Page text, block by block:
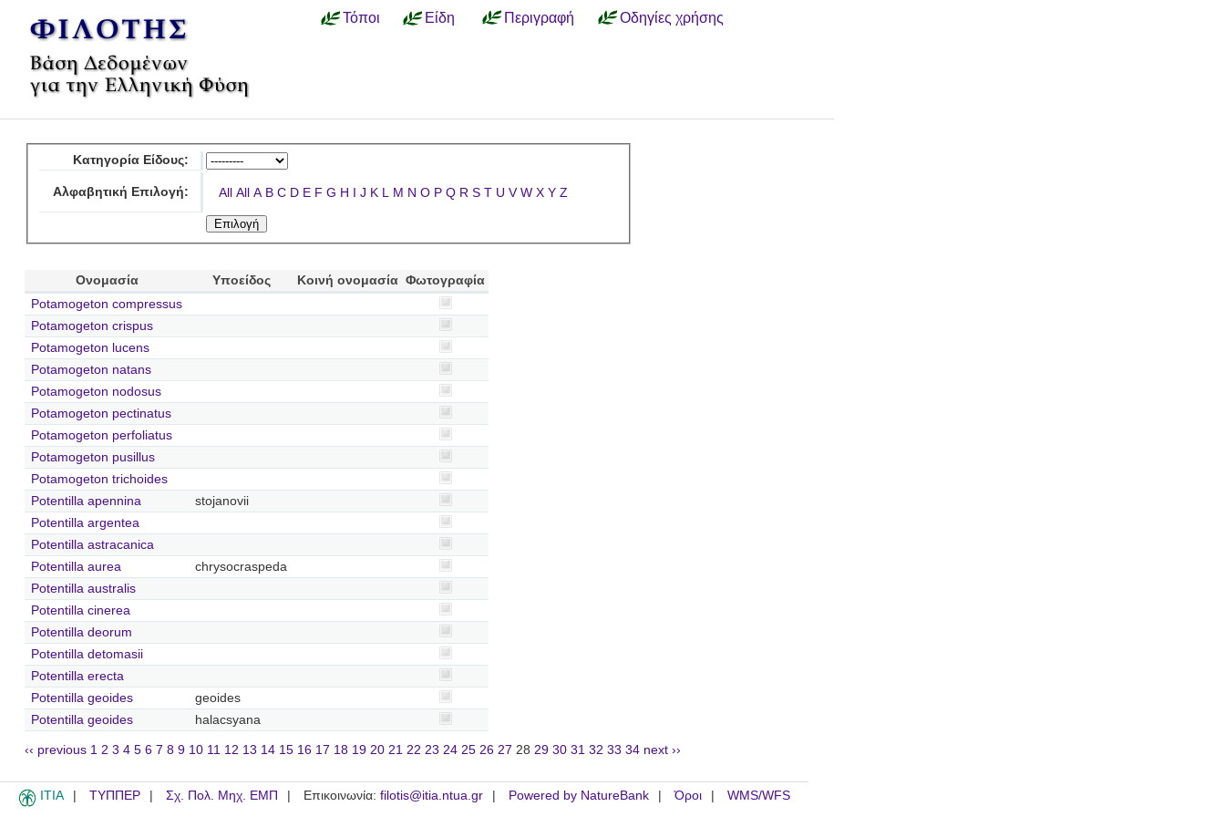
Τόποι Είδη Περιγραφή Οδηγίες χρήσης
Κατηγορία Είδους:
Αλφαβητική Επιλογή: All All A B C D E F G H I J K L M N O P Q R S T U V W X Y Z
Ονομασία Υποείδος Κοινή ονομασία Φωτογραφία
Potamogeton compressus
Potamogeton crispus
Potamogeton lucens
Potamogeton natans
Potamogeton nodosus
Potamogeton pectinatus
Potamogeton perfoliatus
Potamogeton pusillus
Potamogeton trichoides
Potentilla apennina
stojanovii
Potentilla argentea
Potentilla astracanica
Potentilla aurea
chrysocraspeda
Potentilla australis
Potentilla cinerea
Potentilla deorum
Potentilla detomasii
Potentilla erecta
Potentilla geoides
geoides
Potentilla geoides
halacsyana
‹‹ previous 1 2 3 4 5 6 7 8 9 10 11 12 13 14 15 16 17 18 19 20 21 22 23 24 25 26 27 28 29 30 31 32 33 34 next ››
ITIA ΤΥΠΠΕΡ Σχ. Πολ. Μηχ. ΕΜΠ Επικοινωνία: filotis@itia.ntua.gr Powered by NatureBank Όροι WMS/WFS